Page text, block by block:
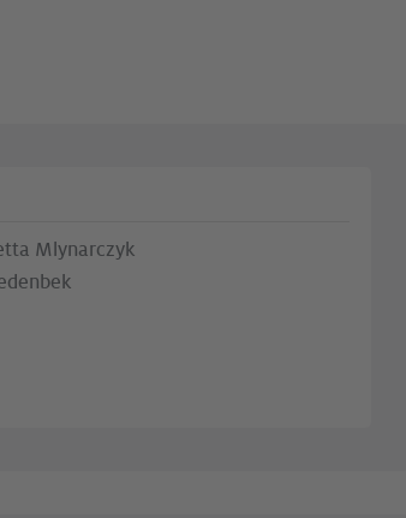
Mlynarczyk